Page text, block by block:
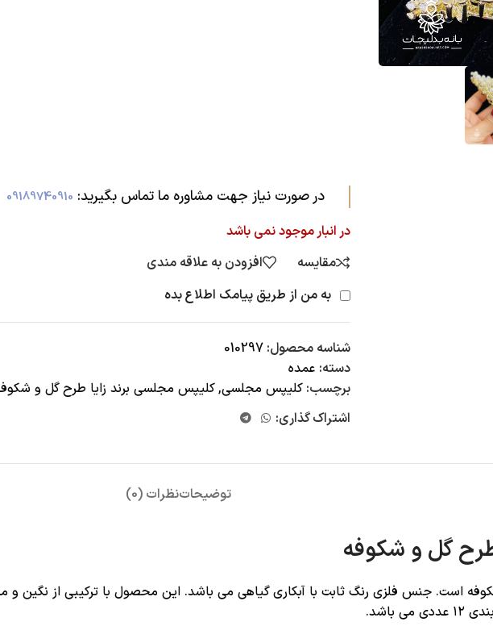
در صورت نیاز جهت مشاوره ما تماس بگیرید:‌ 09189740910
در انبار موجود نمی باشد
مقایسه
افزودن به علاقه مندی
به من از طریق پیامک اطلاع بده
شناسه محصول: 010297
دسته: عمده
برچسب: کلیپس مجلسی,کلیپس مجلسی برند زایا طرح گل و
اشتراک گذاری:
توضیحاتنظرات (0)
گل و شکوفه